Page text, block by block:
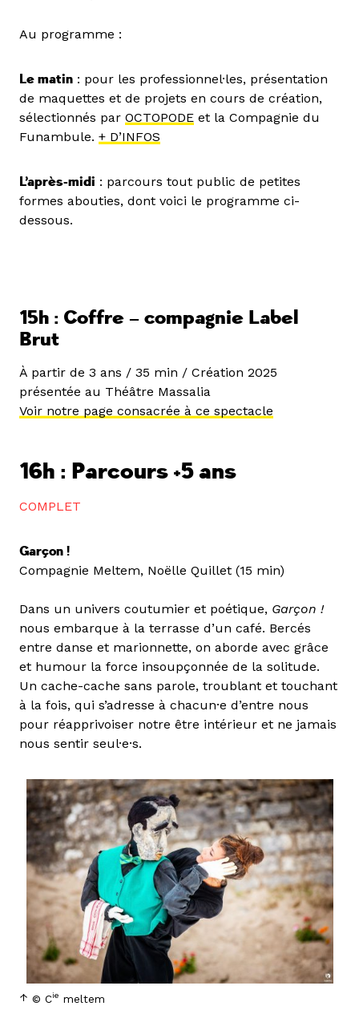
Au programme :
Le matin : pour les professionnel·les, présentation
de maquettes et de projets en cours de création,
sélectionnés par OCTOPODE et la Compagnie du
Funambule. + D’INFOS
L’après-midi : parcours tout public de petites
formes abouties, dont voici le programme ci-
dessous.
15h : Coffre – compagnie Label
Brut
À partir de 3 ans / 35 min / Création 2025
présentée au Théâtre Massalia
Voir notre page consacrée à ce spectacle
16h : Parcours +5 ans
COMPLET
Garçon !
Compagnie Meltem, Noëlle Quillet (15 min)
Dans un univers coutumier et poétique, Garçon !
nous embarque à la terrasse d’un café. Bercés
entre danse et marionnette, on aborde avec grâce
et humour la force insoupçonnée de la solitude.
Un cache-cache sans parole, troublant et touchant
à la fois, qui s’adresse à chacun·e d’entre nous
pour réapprivoiser notre être intérieur et ne jamais
nous sentir seul·e·s.
© Cie meltem